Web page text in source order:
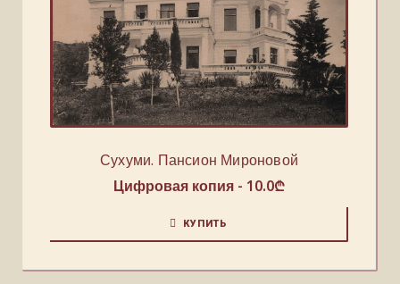
Сухуми. Пансион Мироновой
Цифровая копия - 10.0₾
КУПИТЬ